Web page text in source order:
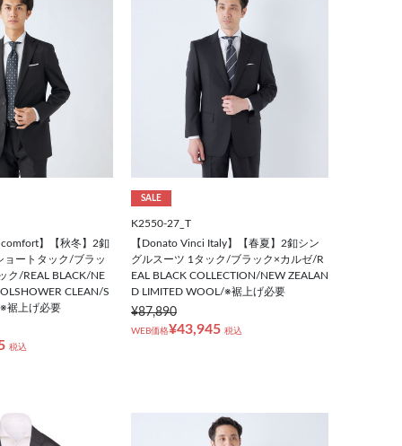
comfort】【秋冬】2釦
ョートタック/ブラッ
ク/REAL BLACK/NE
CLEAN/S
裾上げ必要
税込
SALE
K2550-27_T
【Donato Vinci Italy】【春夏】2釦シン
グルスーツ 1タック/ブラック×カルゼ/R
EAL BLACK COLLECTION/NEW ZEALAN
D LIMITED WOOL/※裾上げ必要
¥87,890
WEB価格¥43,945 税込